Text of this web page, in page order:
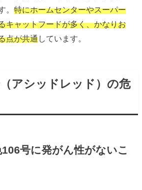
。特にホームセンターやスーパー
キャットフードが多く、かなりお
点が共通しています。
アシッドレッド）の危
号に発がん性がないこ